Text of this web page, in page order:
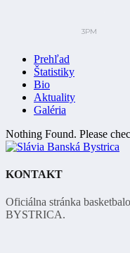
Prehľad
Štatistiky
Bio
Aktuality
Galéria
Nothing Found. Please
KONTAKT
Oficiálna stránka
BYSTRICA.